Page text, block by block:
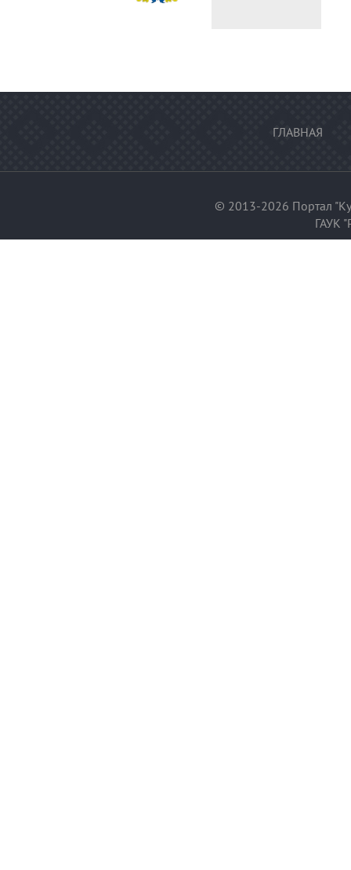
ГЛАВНАЯ
© 2013-2026 Портал
ГАУК